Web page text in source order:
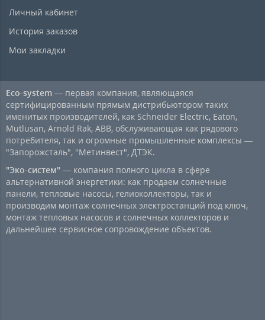
Личный кабинет
История заказов
Мои закладки
Eco-system — первая компания, являющаяся
сертифицированным прямым дистрибьютором таких
именитых производителей, как Schneider Electric, Eaton,
Mutlusan, Arnold Rak, ABB, обслуживающая как рядового
потребителя, так и огромные промышленные комплексы —
"Запорожсталь", "Метинвест", ДТЭК.
"Эко-систем" — компания полного цикла в сфере
альтернативной энергетики: как продаем солнечные
панели, тепловые насосы, гелиоколлекторы, так и
производим монтаж солнечных электростанций под ключ,
монтаж тепловых насосов и солнечных коллекторов и
дальнейшее сервисное сопровождение объектов.